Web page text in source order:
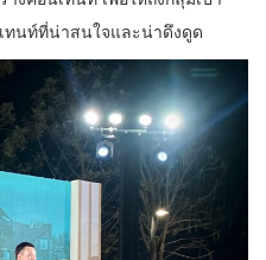
ทนท์ที่น่าสนใจและน่าดึงดูด